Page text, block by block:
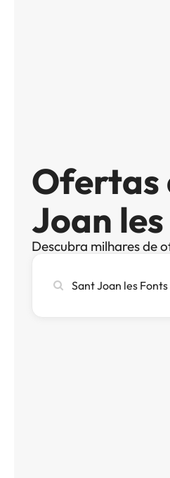
Ofertas
Joan
Descubra milhares de
cidade,